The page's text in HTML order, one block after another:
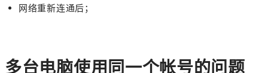
网络重新连通后；
多台电脑使用同一个帐号的问题